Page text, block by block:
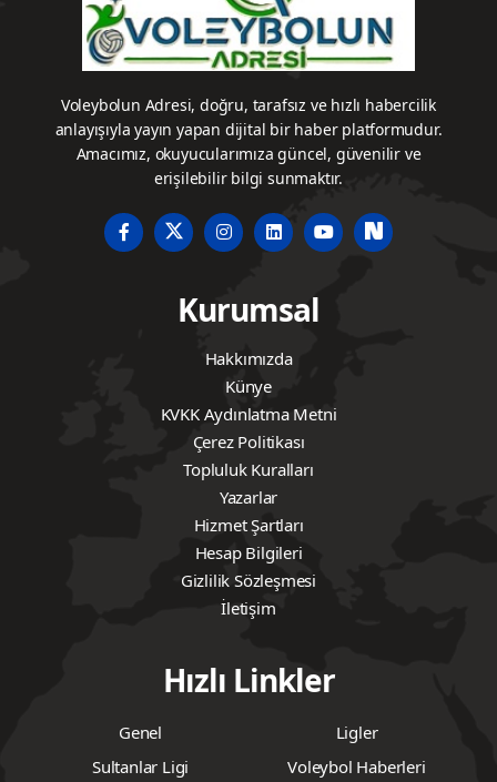
Voleybolun Adresi, doğru, tarafsız ve hızlı habercilik
anlayışıyla yayın yapan dijital bir haber platformudur.
Amacımız, okuyucularımıza güncel, güvenilir ve
erişilebilir bilgi sunmaktır.
Kurumsal
Hakkımızda
Künye
KVKK Aydınlatma Metni
Çerez Politikası
Topluluk Kuralları
Yazarlar
Hizmet Şartları
Hesap Bilgileri
Gizlilik Sözleşmesi
İletişim
Hızlı Linkler
Genel
Ligler
Sultanlar Ligi
Voleybol Haberleri